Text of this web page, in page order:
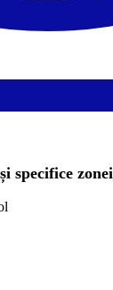
specifice zonei